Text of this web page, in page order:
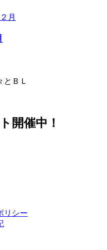
とＢＬ
開催中！
リシー